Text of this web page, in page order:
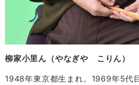
柳家小里ん（やなぎや こりん）
1948年東京都生まれ。1969年5代